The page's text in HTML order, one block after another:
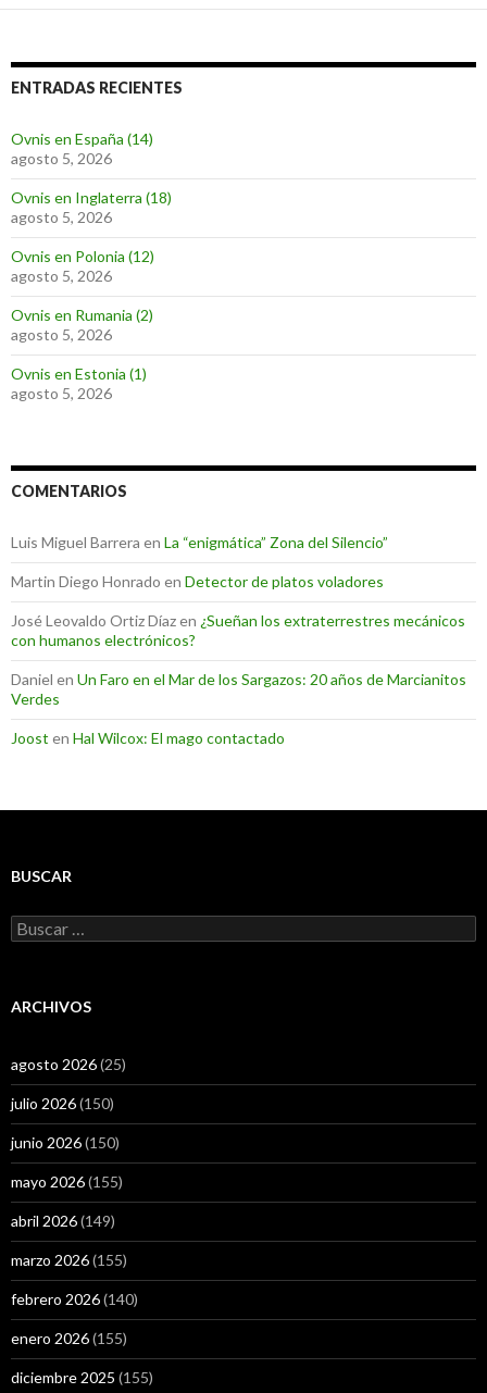
ENTRADAS RECIENTES
Ovnis en España (14)
agosto 5, 2026
Ovnis en Inglaterra (18)
agosto 5, 2026
Ovnis en Polonia (12)
agosto 5, 2026
Ovnis en Rumania (2)
agosto 5, 2026
Ovnis en Estonia (1)
agosto 5, 2026
COMENTARIOS
Luis Miguel Barrera en La “enigmática” Zona del Silencio”
Martin Diego Honrado en Detector de platos voladores
José Leovaldo Ortiz Díazen ¿Sueñan los extraterrestres mecánicos
con humanos electrónicos?
Daniel en Un Faro en el Mar de los Sargazos: 20 años de Marcianitos
Verdes
Joost en Hal Wilcox: El mago contactado
BUSCAR
Buscar:
ARCHIVOS
agosto 2026(25)
julio 2026(150)
junio 2026(150)
mayo 2026(155)
abril 2026(149)
marzo 2026(155)
febrero 2026(140)
enero 2026(155)
diciembre 2025 (155)